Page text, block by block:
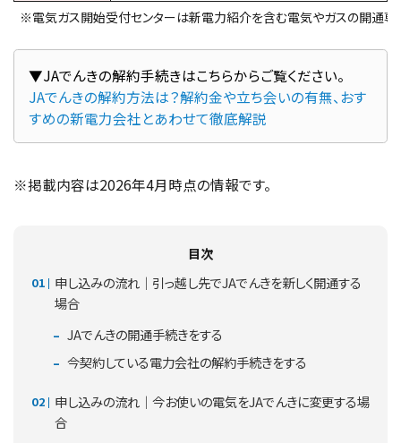
※電気ガス開始受付センターは新電力紹介を含む電気やガスの開通専
JAでんきの解約方法は？解約金や立ち会いの有無、おす
すめの新電力会社とあわせて徹底解説
※掲載内容は2026年4月時点の情報です。
目次
申し込みの流れ｜引っ越し先でJAでんきを新しく開通する
場合
JAでんきの開通手続きをする
今契約している電力会社の解約手続きをする
申し込みの流れ｜今お使いの電気をJAでんきに変更する場
合